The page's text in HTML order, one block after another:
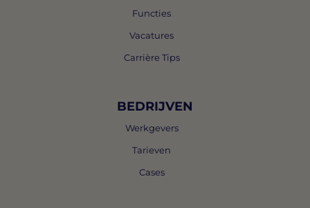
Functies
Vacatures
Carrière Tips
BEDRIJVEN
Werkgevers
Tarieven
Cases